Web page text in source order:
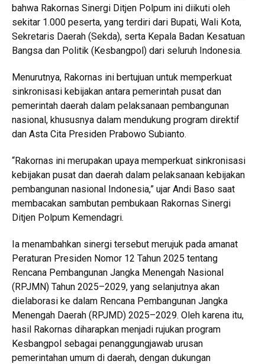
bahwa Rakornas Sinergi Ditjen Polpum ini diikuti oleh
sekitar 1.000 peserta, yang terdiri dari Bupati, Wali Kota,
Sekretaris Daerah (Sekda), serta Kepala Badan Kesatuan
Bangsa dan Politik (Kesbangpol) dari seluruh Indonesia.
Menurutnya, Rakornas ini bertujuan untuk memperkuat
sinkronisasi kebijakan antara pemerintah pusat dan
pemerintah daerah dalam pelaksanaan pembangunan
nasional, khususnya dalam mendukung program direktif
dan Asta Cita Presiden Prabowo Subianto.
“Rakornas ini merupakan upaya memperkuat sinkronisasi
kebijakan pusat dan daerah dalam pelaksanaan kebijakan
pembangunan nasional Indonesia,” ujar Andi Baso saat
membacakan sambutan pembukaan Rakornas Sinergi
Ditjen Polpum Kemendagri.
Ia menambahkan sinergi tersebut merujuk pada amanat
Peraturan Presiden Nomor 12 Tahun 2025 tentang
Rencana Pembangunan Jangka Menengah Nasional
(RPJMN) Tahun 2025–2029, yang selanjutnya akan
dielaborasi ke dalam Rencana Pembangunan Jangka
Menengah Daerah (RPJMD) 2025–2029. Oleh karena itu,
hasil Rakornas diharapkan menjadi rujukan program
Kesbangpol sebagai penanggungjawab urusan
pemerintahan umum di daerah, dengan dukungan